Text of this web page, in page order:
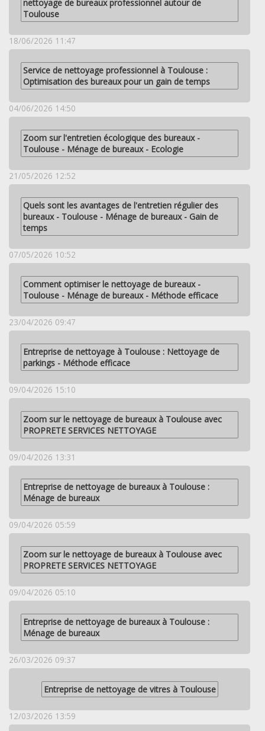
nettoyage de bureaux professionnel autour de
Toulouse
18/06/2026 11:47
Service de nettoyage professionnel à Toulouse :
Optimisation des bureaux pour un gain de temps
04/06/2026 14:50
Zoom sur l'entretien écologique des bureaux -
Toulouse - Ménage de bureaux - Ecologie
21/05/2026 12:52
Quels sont les avantages de l'entretien régulier des
bureaux - Toulouse - Ménage de bureaux - Gain de
temps
07/05/2026 10:52
Comment optimiser le nettoyage de bureaux -
Toulouse - Ménage de bureaux - Méthode efficace
23/04/2026 09:47
Entreprise de nettoyage à Toulouse : Nettoyage de
parkings - Méthode efficace
09/04/2026 15:10
Zoom sur le nettoyage de bureaux à Toulouse avec
PROPRETE SERVICES NETTOYAGE
09/04/2026 13:31
Entreprise de nettoyage de bureaux à Toulouse :
Ménage de bureaux
09/04/2026 05:59
Zoom sur le nettoyage de bureaux à Toulouse avec
PROPRETE SERVICES NETTOYAGE
09/04/2026 05:10
Entreprise de nettoyage de bureaux à Toulouse :
Ménage de bureaux
26/03/2026 09:37
Entreprise de nettoyage de vitres à Toulouse
12/03/2026 13:59